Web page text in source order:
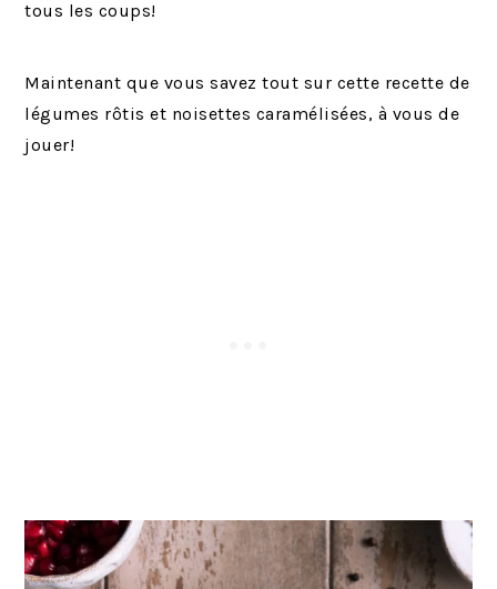
tous les coups!
Maintenant que vous savez tout sur cette recette de
légumes rôtis et noisettes caramélisées, à vous de
jouer!